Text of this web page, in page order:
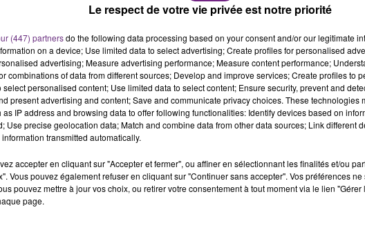
FM !
22 août 2024
LE FESTIVAL LA POULE DES CHAMPS
AVEC CHAMPAGNE FM !
Le Festival La Poule des Champs, de retour les
13 et 14 septembre 2024 à Aubérive (51) !
Le respect de votre vie privée est notre priorité
(447) partnersdo the following data processing based on your consent and/or our legitimate
on a device; Use limited data to select advertising; Create profiles for personalised
advertising; Measure advertising performance; Measure content performance;
combinations of data from different sources; Develop and improve services; Create profiles to
select personalised content; Use limited data to select content; Ensure security, prevent and
present advertising and content; Save and communicate privacy choices. These technologies
as IP address and browsing data to offer following functionalities: Identify devices based on
Use precise geolocation data; Match and combine data from other data sources; Link different
transmitted automatically.
accepter en cliquant sur "Accepter et fermer", ou affiner en sélectionnant les finalités et/ou
Vous pouvez également refuser en cliquant sur "Continuer sans accepter". Vos préférences
pouvez mettre à jour vos choix, ou retirer votre consentement à tout moment via le lien
page.